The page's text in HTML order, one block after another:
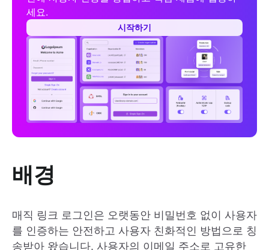
세요.
시작하기
배경
매직 링크 로그인은 오랫동안 비밀번호 없이 사용자
를 인증하는 안전하고 사용자 친화적인 방법으로 칭
송받아 왔습니다. 사용자의 이메일 주소로 고유한